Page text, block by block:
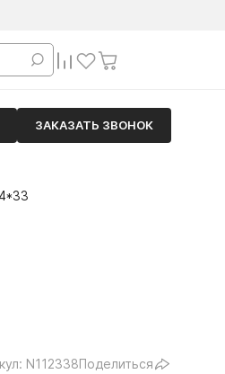
ЗАКАЗАТЬ ЗВОНОК
N112338Поделиться